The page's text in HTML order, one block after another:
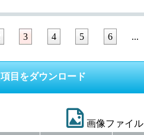
3 4 5 6 ...
画像ファイル